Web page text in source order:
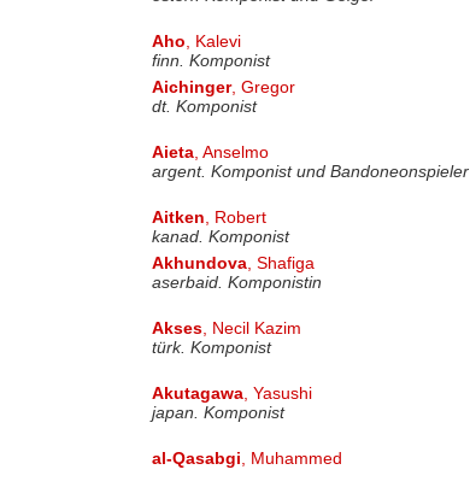
Aho, Kalevi
finn. Komponist
Aichinger, Gregor
dt. Komponist
Aieta, Anselmo
argent. Komponist und Bandoneonspieler
Aitken, Robert
kanad. Komponist
Akhundova, Shafiga
aserbaid. Komponistin
Akses, Necil Kazim
türk. Komponist
Akutagawa, Yasushi
japan. Komponist
al-Qasabgi, Muhammed